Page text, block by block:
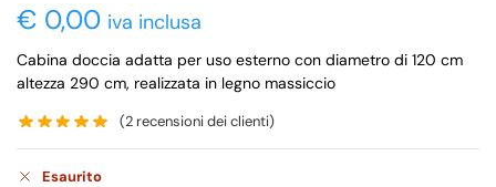
€ 0,00 iva inclusa
Cabina doccia adatta per uso esterno con diametro di 120 cm
altezza 290 cm, realizzata in legno massiccio
(2 recensioni dei clienti)
Esaurito